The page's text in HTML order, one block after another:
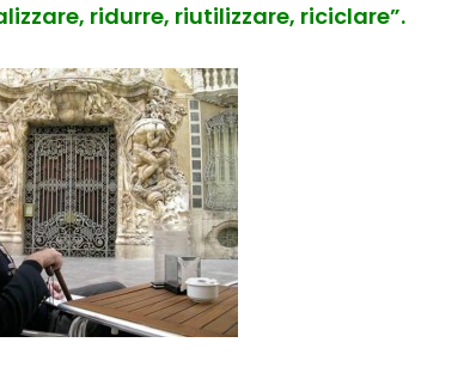
ridurre, riutilizzare, riciclare”.